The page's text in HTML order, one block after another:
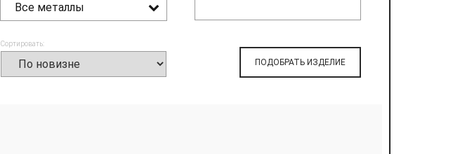
Все металлы
Сортировать:
ПОДОБРАТЬ ИЗДЕЛИЕ